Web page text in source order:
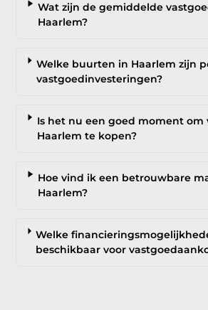
Wat zijn de gemiddelde
Haarlem?
Welke buurten in Haarlem zijn
vastgoedinvesteringen?
Is het nu een goed moment om
Haarlem te kopen?
Hoe vind ik een betrouwbare
Haarlem?
Welke
beschikbaar voor